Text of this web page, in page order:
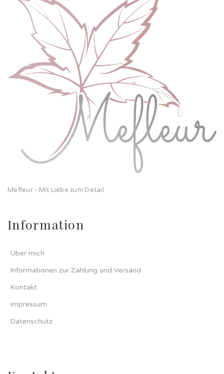
Mefleur - Mit Liebe zum Detail
Information
Über mich
Informationen zur Zahlung und Versand
Kontakt
Impressum
Datenschutz